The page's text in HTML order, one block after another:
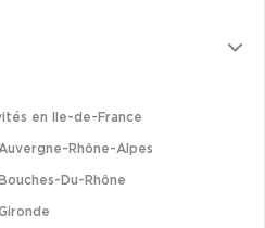
en Ile-de-France
Rhône-Alpes
Du-Rhône